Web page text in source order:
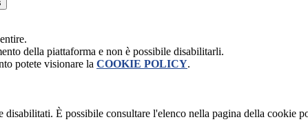
della piattaforma e non è possibile disabilitarli.
potete visionare la COOKIE POLICY.
disabilitati. È possibile consultare l'elenco nella pagina della cookie